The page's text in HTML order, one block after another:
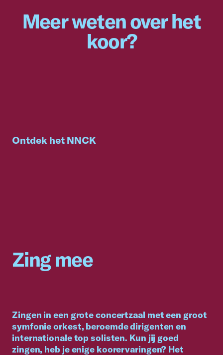
Meer weten over het
koor?
Ontdek het NNCK
Zing mee
Zingen in een grote concertzaal met een groot
symfonie orkest, beroemde dirigenten en
internationale top solisten. Kun jij goed
zingen, heb je enige koorervaringen? Het